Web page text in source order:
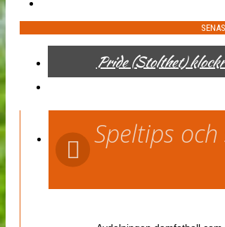
Pride (Stolthet)
Speltips